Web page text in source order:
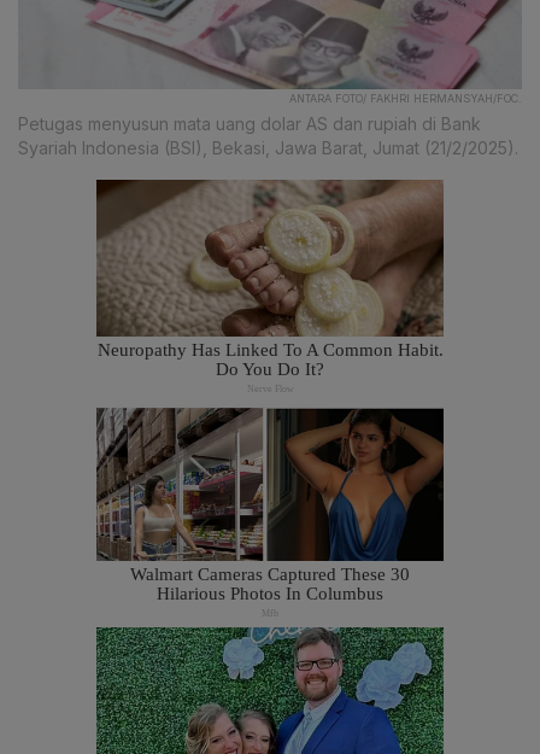
ANTARA FOTO/ FAKHRI HERMANSYAH/FOC.
Petugas menyusun mata uang dolar AS dan rupiah di Bank
Syariah Indonesia (BSI), Bekasi, Jawa Barat, Jumat (21/2/2025).